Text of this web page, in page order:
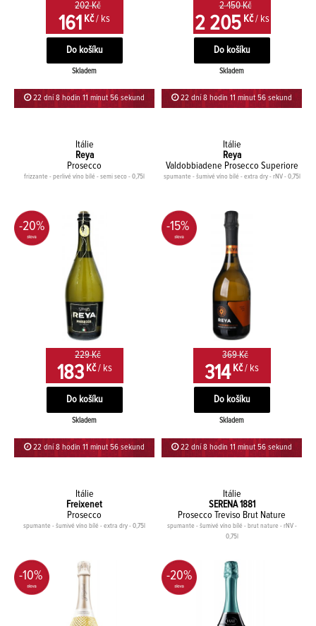
202 Kč
161 Kč / ks
Skladem
22 dní 8 hodin 11 minut 56 sekund
2 450 Kč
2 205 Kč / ks
Skladem
22 dní 8 hodin 11 minut 56 sekund
Itálie
Reya
Prosecco
frizzante - perlivé víno bílé - semi seco - 0,75l
-20%
229 Kč
183Kč / ks
Skladem
22 dní 8 hodin 11 minut 56 sekund
Itálie
Reya
Valdobbiadene Prosecco Superiore
spumante - šumivé víno bílé - extra dry - rNV - 0,75l
-15%
369 Kč
314 Kč / ks
Skladem
22 dní 8 hodin 11 minut 56 sekund
Itálie
Freixenet
Prosecco
spumante - šumivé víno bílé - extra dry - 0,75l
-10%
Itálie
SERENA 1881
Prosecco Treviso Brut Nature
spumante - šumivé víno bílé - brut nature - rNV -
0,75l
-20%